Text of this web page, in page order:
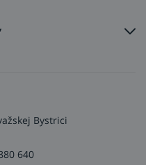
Bystrici
640